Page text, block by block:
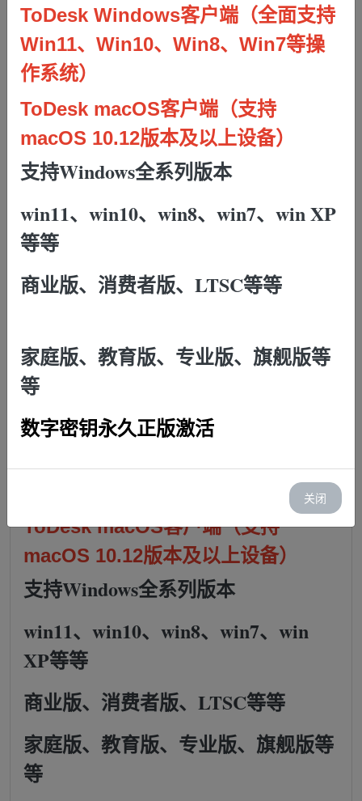
临时密码（ToDesk远程连接用的）:
支付方式： 支付宝支付（推荐）
商品描述
下单前，请先点击下面超链接自行安
装好远程控制客户端，然后下单时候
代码，和，临时密码，方便在你下单
后直接可以远程给你安装。
ToDesk Windows客户端（全面支持
ToDesk macOS客户端（支持
macOS 10.12版本及以上设备）
支持Windows全系列版本
win11、 win10、 win8、 win7、 win
XP等等
商业版、消费者版、LTSC等等
家庭版、教育版、专业版、旗舰版等
等
ToDesk Windows客户端（全面支持
Win11、Win10、Win8、Win7等操
作系统）
ToDesk macOS客户端（支持
macOS 10.12版本及以上设备）
支持Windows全系列版本
win11、 win10、 win8、 win7、 win XP
等等
商业版、消费者版、LTSC等等
家庭版、教育版、专业版、旗舰版等
等
数字密钥永久正版激活
关闭